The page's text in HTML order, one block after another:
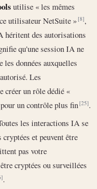
utilise « les mêmes
utilisateur NetSuite »[8],
héritent des autorisations
qu'une session IA ne
les données auxquelles
Les
créer un rôle dédié «
un contrôle plus fin[25].
les interactions IA se
et peuvent être
pas votre
cryptées ou surveillées
.